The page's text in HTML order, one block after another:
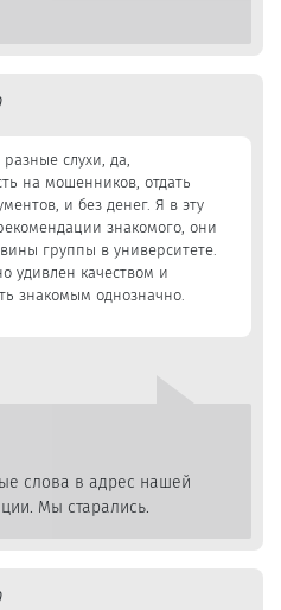
слухи, да,
на мошенников, отдать
и без денег. Я в эту
знакомого, они
группы в университете.
удивлен качеством и
знакомым однозначно.
слова в адрес нашей
Мы старались.